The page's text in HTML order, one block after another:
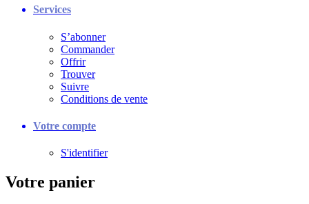
Services
S’abonner
Commander
Offrir
Trouver
Suivre
Conditions de vente
Votre compte
S'identifier
Votre panier